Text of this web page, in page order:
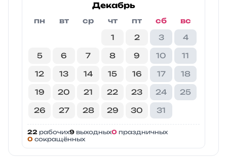
Декабрь
пн вт ср чт пт сб
вс
1
2 3 4
5 6 7 8 9 10 11
12 13 14 15 16 17 18
19 20 21 22 23 24 25
26 27 28 29 30 31
22 рабочих9 выходных0 праздничных
0 сокращённых